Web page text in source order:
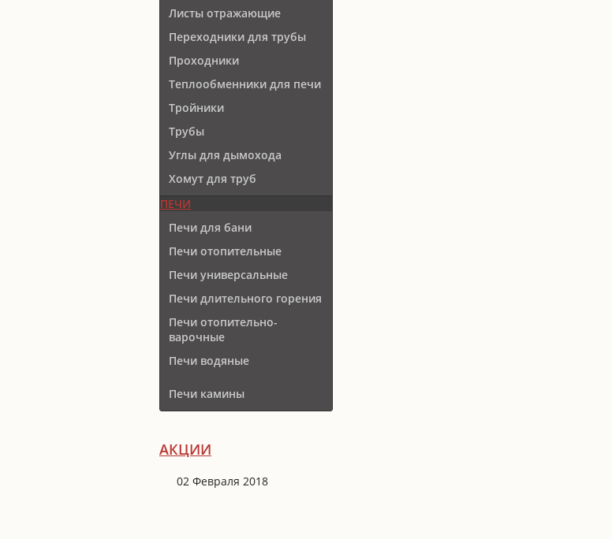
Листы отражающие
Переходники для трубы
Проходники
Теплообменники для печи
Тройники
Трубы
Углы для дымохода
Хомут для труб
ПЕЧИ
Печи для бани
Печи отопительные
Печи универсальные
Печи длительного горения
Печи отопительно-
варочные
Печи водяные
Печи камины
АКЦИИ
02 Февраля 2018